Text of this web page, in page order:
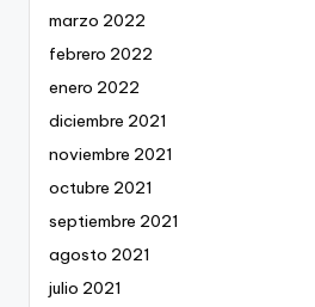
marzo 2022
febrero 2022
enero 2022
diciembre 2021
noviembre 2021
octubre 2021
septiembre 2021
agosto 2021
julio 2021